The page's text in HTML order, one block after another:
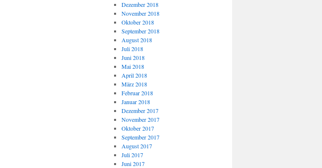
Dezember 2018
November 2018
Oktober 2018
September 2018
August 2018
Juli 2018
Juni 2018
Mai 2018
April 2018
März 2018
Februar 2018
Januar 2018
Dezember 2017
November 2017
Oktober 2017
September 2017
August 2017
Juli 2017
Juni 2017